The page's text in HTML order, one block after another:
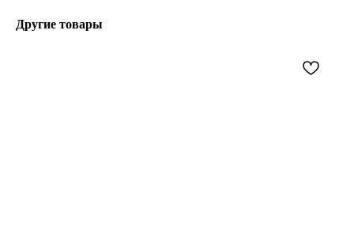
Другие товары